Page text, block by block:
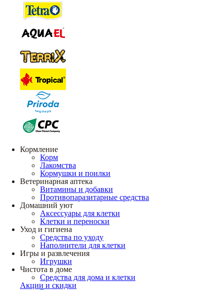
Кормление
Корм
Лакомства
Кормушки и поилки
Ветеринарная аптека
Витамины и добавки
Противопаразитарные средства
Домашний уют
Аксессуары для клетки
Клетки и переноски
Уход и гигиена
Средства по уходу
Наполнители для клетки
Игры и развлечения
Игрушки
Чистота в доме
Средства для дома и клетки
Акции и скидки